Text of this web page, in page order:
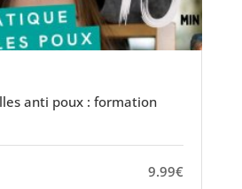
anti poux : formation
9.99€